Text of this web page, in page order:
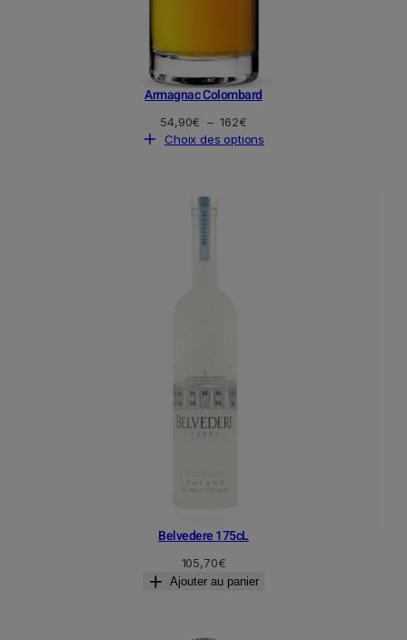
Armagnac Colombard
54,90€ – 162€Plage
de
Choix des options
Belvedere 175cL
105,70€
Ajouter au panier